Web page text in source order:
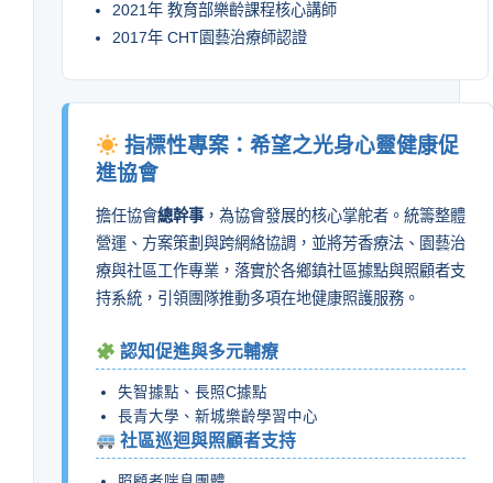
2021年 教育部樂齡課程核心講師
2017年 CHT園藝治療師認證
指標性專案：希望之光身心靈健康促
進協會
擔任協會總幹事，為協會發展的核心掌舵者。統籌整體
營運、方案策劃與跨網絡協調，並將芳香療法、園藝治
療與社區工作專業，落實於各鄉鎮社區據點與照顧者支
持系統，引領團隊推動多項在地健康照護服務。
認知促進與多元輔療
失智據點、長照C據點
長青大學、新城樂齡學習中心
社區巡迴與照顧者支持